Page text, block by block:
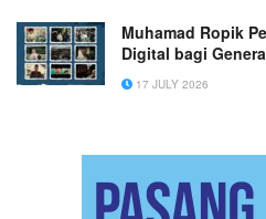
Muhamad Ropik
Digital bagi
17 JULY 2026